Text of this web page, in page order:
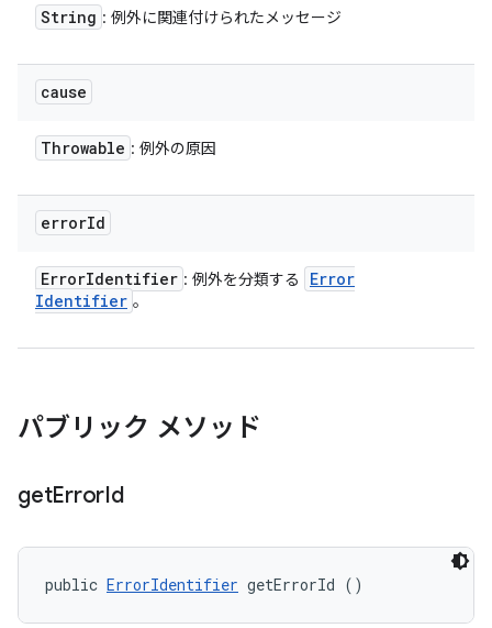
String : 例外に関連付けられたメッセージ
cause
Throwable : 例外の原因
errorId
ErrorIdentifier : 例外を分類する
Error
Identifier 。
パブリック メソッド
getErrorId
public ErrorIdentifier getErrorId ()